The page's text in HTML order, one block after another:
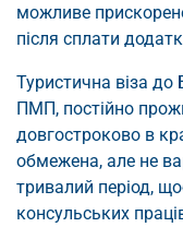
можливе
після сплати
Туристична віза до
ПМП, постійно
довгостроково в
обмежена, але не
тривалий період,
консульських